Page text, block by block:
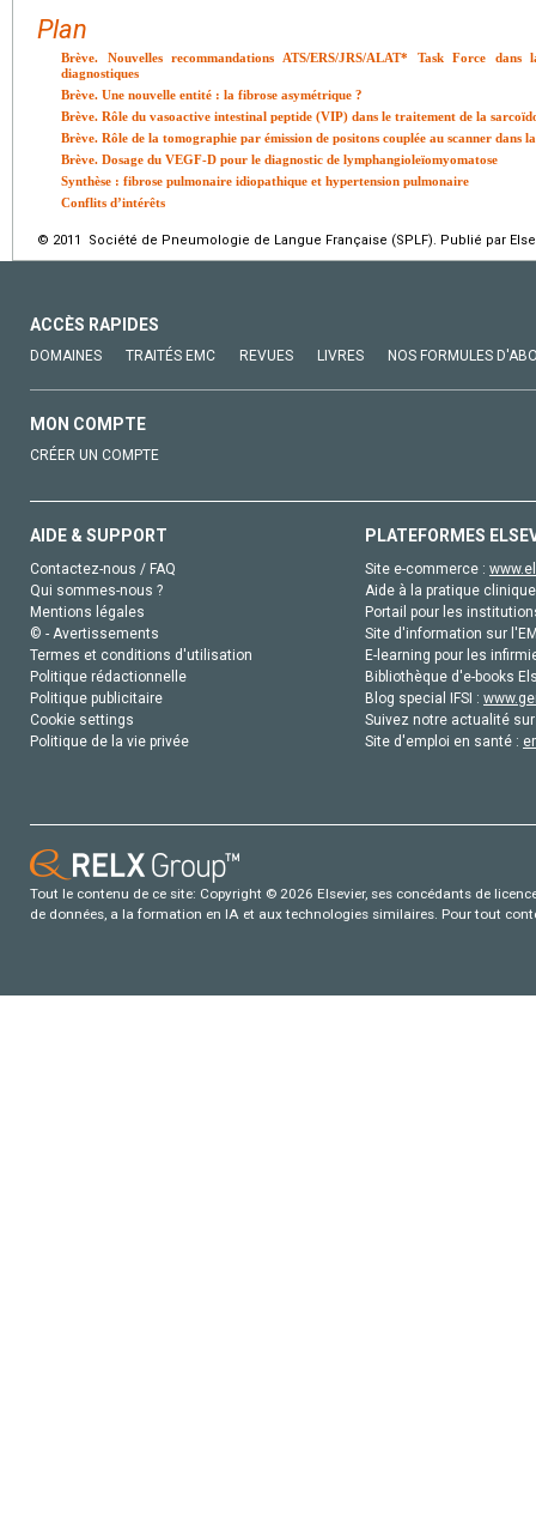
Plan
Brève. Nouvelles recommandations ATS/ERS/JRS/ALAT* Task Force
diagnostiques
Brève. Une nouvelle entité : la fibrose asymétrique ?
Brève. Rôle du vasoactive intestinal peptide (VIP) dans le traitement de la
Brève. Rôle de la tomographie par émission de positons couplée au scanner dans
Brève. Dosage du VEGF-D pour le diagnostic de lymphangioleïomyomatose
Synthèse : fibrose pulmonaire idiopathique et hypertension pulmonaire
Conflits d’intérêts
© 2011 Société de Pneumologie de Langue Française (SPLF). Publié par
ACCÈS RAPIDES
DOMAINES TRAITÉS EMC REVUES LIVRES NOS FORMULES
MON COMPTE
CRÉER UN COMPTE
AIDE & SUPPORT
Contactez-nous / FAQ
Qui sommes-nous ?
Mentions légales
© - Avertissements
Termes et conditions d'utilisation
Politique rédactionnelle
Politique publicitaire
Cookie settings
Politique de la vie privée
PLATEFORMES
Site e-commerce :
Aide à la pratique
Portail pour les
Site d'information sur
E-learning pour les
Bibliothèque d'e-books
Blog special IFSI :
Suivez notre actualité
Site d'emploi en santé :
Tout le contenu de ce site: Copyright © 2026 Elsevier, ses concédants de
de données, a la formation en IA et aux technologies similaires. Pour tout